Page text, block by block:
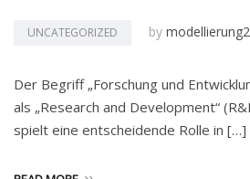
UNCATEGORIZED by
Der Begriff „Forschung und
als „Research and Development“
spielt eine entscheidende Rolle in […]